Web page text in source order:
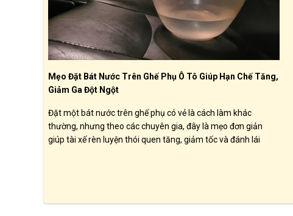
Mẹo Đặt Bát Nước Trên Ghế Phụ Ô Tô Giúp Hạn Chế Tăng,
Giảm Ga Đột Ngột
Đặt một bát nước trên ghế phụ có vẻ là cách làm khác
thường, nhưng theo các chuyên gia, đây là mẹo đơn giản
giúp tài xế rèn luyện thói quen tăng, giảm tốc và đánh lái